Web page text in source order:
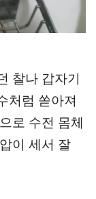
찰나 갑자기
처럼 쏟아져
로 수전 몸체
이 세서 잘